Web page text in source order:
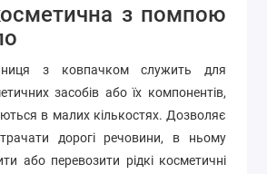
з помпою
з ковпачком служить для
засобів або їх компонентів,
в малих кількостях. Дозволяє
дорогі речовини, в ньому
або перевозити рідкі косметичні